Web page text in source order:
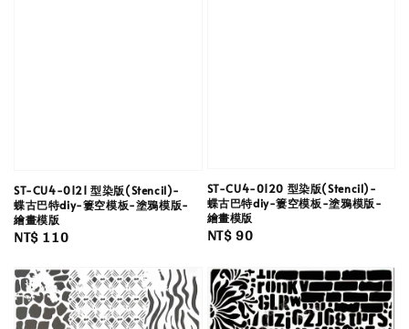
ST-CU4-0121 型染版(Stencil)-
蝶古巴特diy-簍空模板-塗鴉模版-
繪畫模版
Regular
NT$ 110
ST-CU4-0120 型染版(Stencil)-
蝶古巴特diy-簍空模板-塗鴉模版-
繪畫模版
Regular
NT$ 90